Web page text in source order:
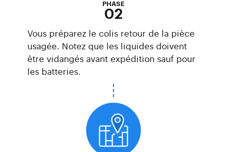
PHASE
02
Vous préparez le colis retour de la pièce
usagée. Notez que les liquides doivent
être vidangés avant expédition sauf pour
les batteries.